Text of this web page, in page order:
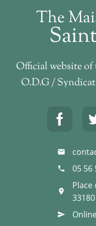
mail
phone 05 56
place
Place
33180
send
The
Official website
O.D.G /